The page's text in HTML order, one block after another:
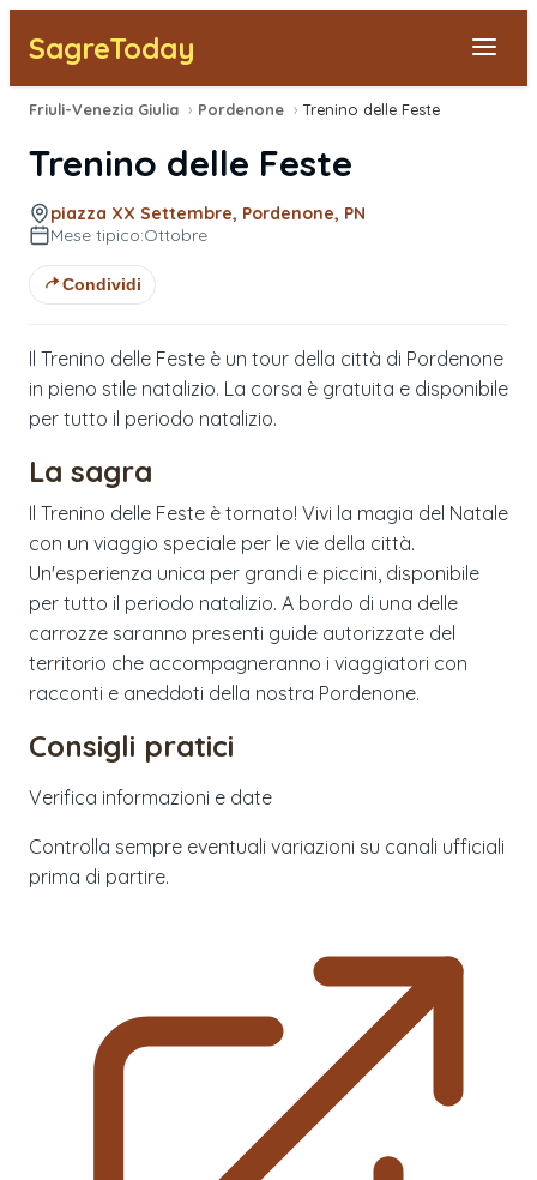
SagreToday
Segnala una sagra
Vicino a Me
Friuli-Venezia Giulia › Pordenone › Trenino delle Feste
Trenino delle Feste
piazza XX Settembre, Pordenone, PN
Mese tipico:Ottobre
Condividi
Il Trenino delle Feste è un tour della città di Pordenone
in pieno stile natalizio. La corsa è gratuita e disponibile
per tutto il periodo natalizio.
La sagra
Il Trenino delle Feste è tornato! Vivi la magia del Natale
con un viaggio speciale per le vie della città.
Un'esperienza unica per grandi e piccini, disponibile
per tutto il periodo natalizio. A bordo di una delle
carrozze saranno presenti guide autorizzate del
territorio che accompagneranno i viaggiatori con
racconti e aneddoti della nostra Pordenone.
Consigli pratici
Verifica informazioni e date
Controlla sempre eventuali variazioni su canali ufficiali
prima di partire.